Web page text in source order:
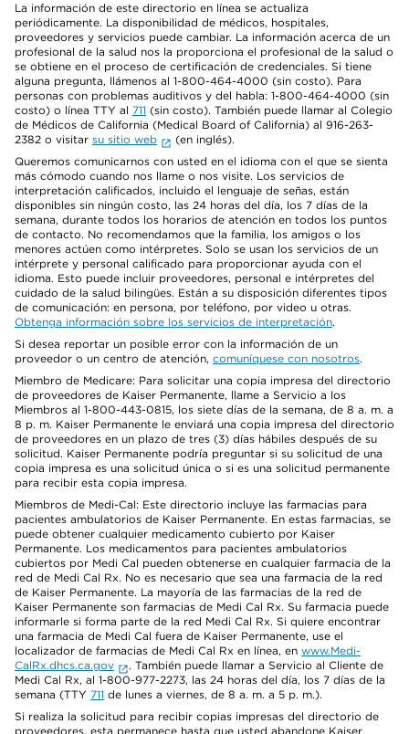
La información de este directorio en línea se actualiza
periódicamente. La disponibilidad de médicos, hospitales,
proveedores y servicios puede cambiar. La información acerca de un
profesional de la salud nos la proporciona el profesional de la salud o
se obtiene en el proceso de certificación de credenciales. Si tiene
alguna pregunta, llámenos al 1-800-464-4000 (sin costo). Para
personas con problemas auditivos y del habla: 1-800-464-4000 (sin
costo) o línea TTY al 711 (sin costo). También puede llamar al Colegio
de Médicos de California (Medical Board of California) al 916-263-
2382 o visitar su sitio web
(en inglés).
Queremos comunicarnos con usted en el idioma con el que se sienta
más cómodo cuando nos llame o nos visite. Los servicios de
interpretación calificados, incluido el lenguaje de señas, están
disponibles sin ningún costo, las 24 horas del día, los 7 días de la
semana, durante todos los horarios de atención en todos los puntos
de contacto. No recomendamos que la familia, los amigos o los
menores actúen como intérpretes. Solo se usan los servicios de un
intérprete y personal calificado para proporcionar ayuda con el
idioma. Esto puede incluir proveedores, personal e intérpretes del
cuidado de la salud bilingües. Están a su disposición diferentes tipos
de comunicación: en persona, por teléfono, por video u otras.
Obtenga información sobre los servicios de interpretación.
Si desea reportar un posible error con la información de un
proveedor o un centro de atención, comuníquese con nosotros.
Miembro de Medicare: Para solicitar una copia impresa del directorio
de proveedores de Kaiser Permanente, llame a Servicio a los
Miembros al 1-800-443-0815, los siete días de la semana, de 8 a. m. a
8 p. m. Kaiser Permanente le enviará una copia impresa del directorio
de proveedores en un plazo de tres (3) días hábiles después de su
solicitud. Kaiser Permanente podría preguntar si su solicitud de una
copia impresa es una solicitud única o si es una solicitud permanente
para recibir esta copia impresa.
Miembros de Medi-Cal: Este directorio incluye las farmacias para
pacientes ambulatorios de Kaiser Permanente. En estas farmacias, se
puede obtener cualquier medicamento cubierto por Kaiser
Permanente. Los medicamentos para pacientes ambulatorios
cubiertos por Medi Cal pueden obtenerse en cualquier farmacia de la
red de Medi Cal Rx. No es necesario que sea una farmacia de la red
de Kaiser Permanente. La mayoría de las farmacias de la red de
Kaiser Permanente son farmacias de Medi Cal Rx. Su farmacia puede
informarle si forma parte de la red Medi Cal Rx. Si quiere encontrar
una farmacia de Medi Cal fuera de Kaiser Permanente, use el
localizador de farmacias de Medi Cal Rx en línea, en www.Medi-
CalRx.dhcs.ca.gov
. También puede llamar a Servicio al Cliente de
Medi Cal Rx, al 1-800-977-2273, las 24 horas del día, los 7 días de la
semana (TTY 711 de lunes a viernes, de 8 a. m. a 5 p. m.).
Si realiza la solicitud para recibir copias impresas del directorio de
proveedores, esta permanece hasta que usted abandone Kaiser